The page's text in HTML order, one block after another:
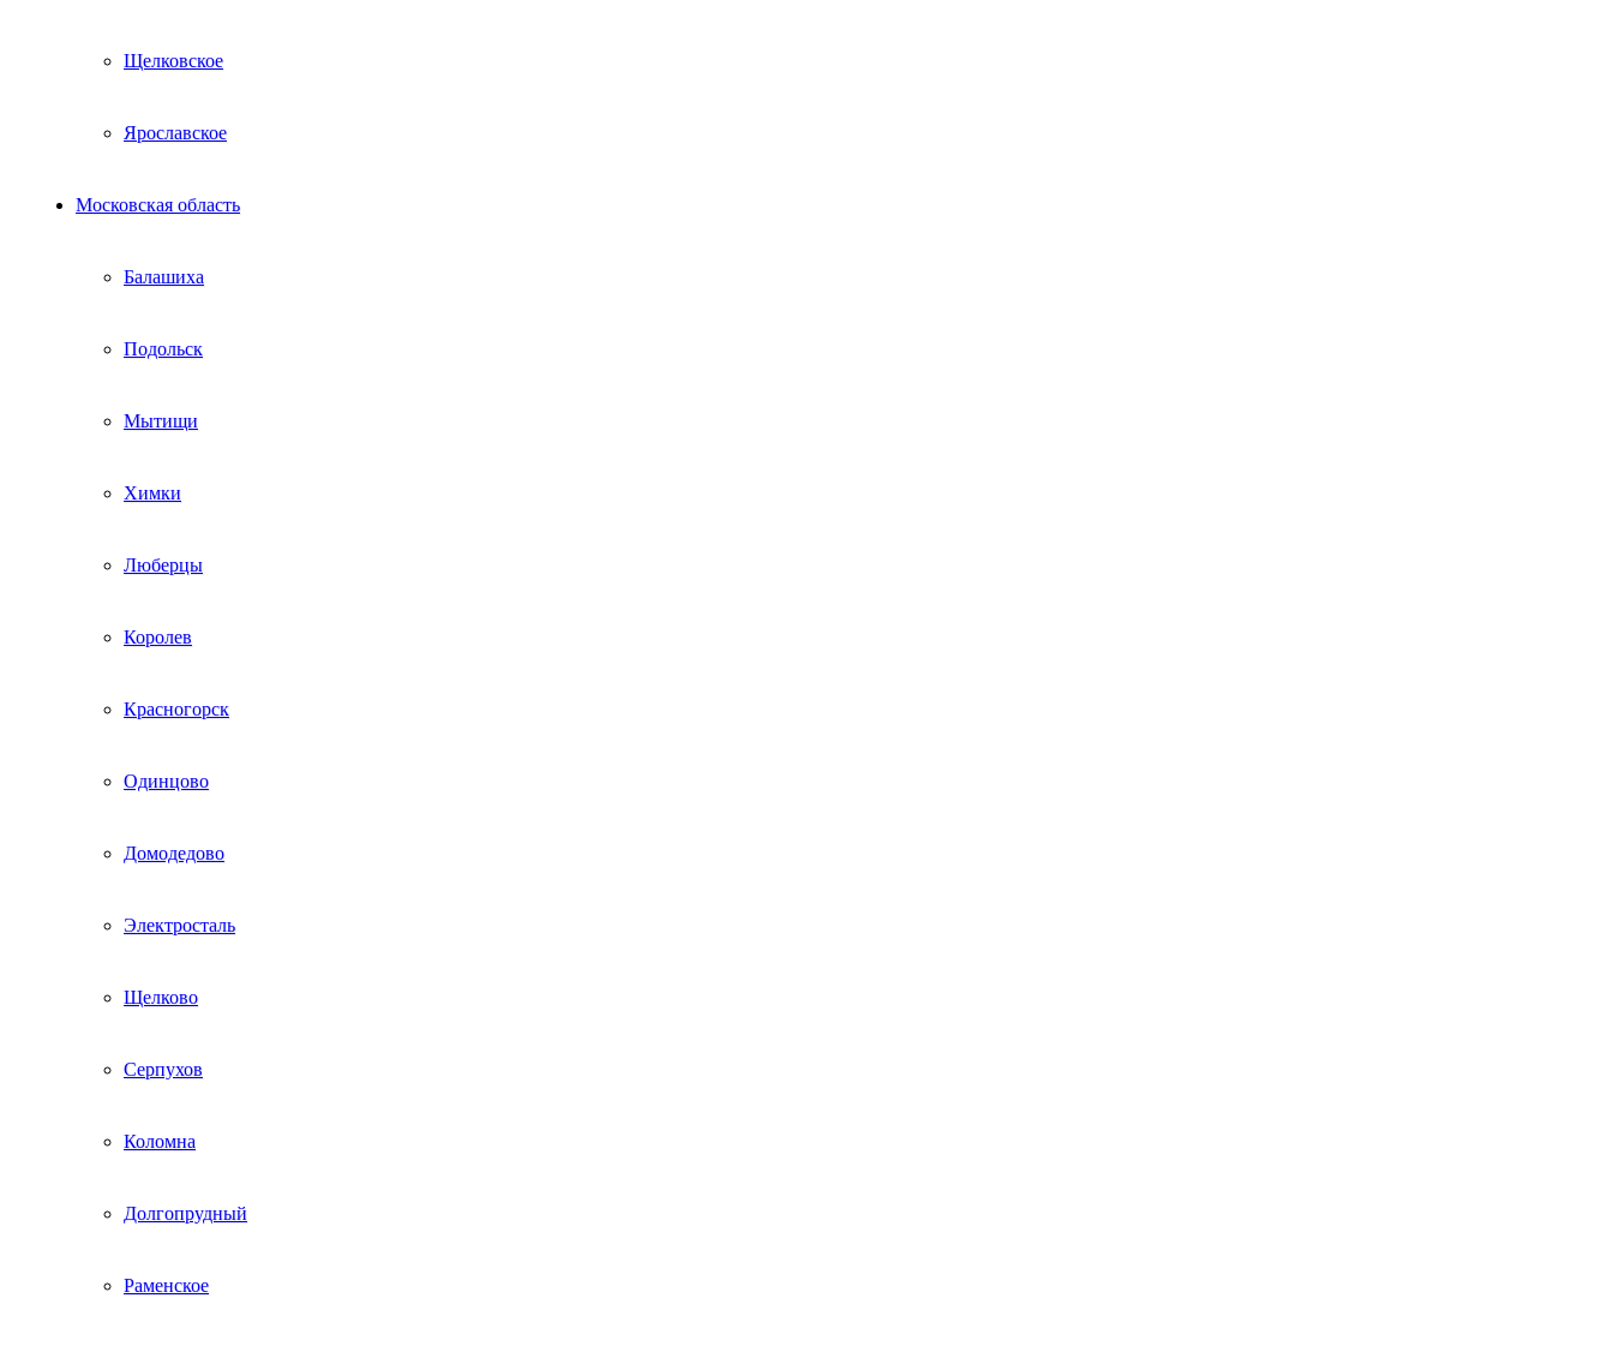
Щелковское
Ярославское
Московская область
Балашиха
Подольск
Мытищи
Химки
Люберцы
Королев
Красногорск
Одинцово
Домодедово
Электросталь
Щелково
Серпухов
Коломна
Долгопрудный
Раменское